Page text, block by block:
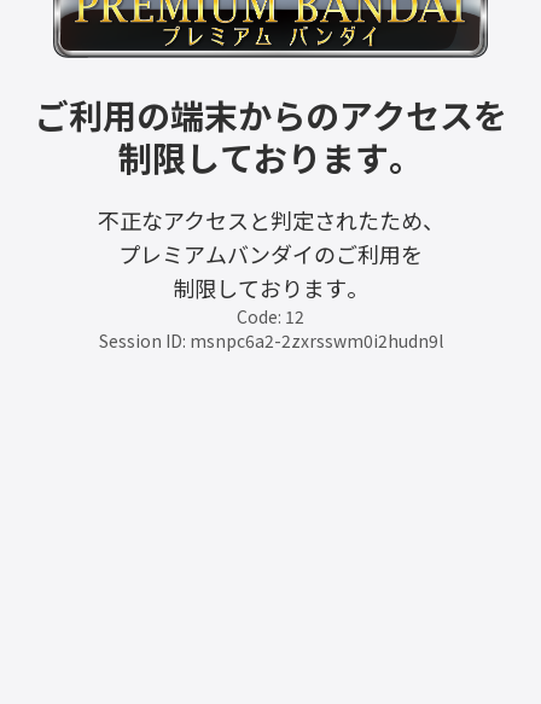
ご利用の端末からのアクセスを
制限しております。
不正なアクセスと判定されたため、
プレミアムバンダイのご利用を
制限しております。
Code: 12
Session ID: msnpc6a2-2zxrsswm0i2hudn9l